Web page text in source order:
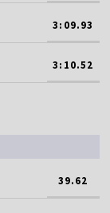
3:09.93
3:10.52
39.62